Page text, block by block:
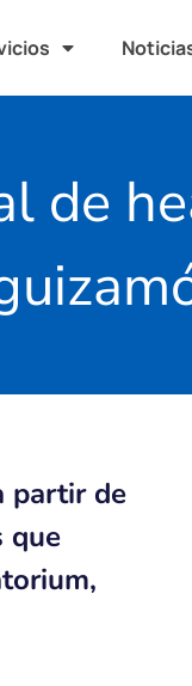
de
partir de
que